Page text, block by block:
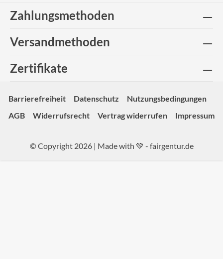
Zahlungsmethoden
Versandmethoden
Zertifikate
Barrierefreiheit Datenschutz
Nutzungsbedingungen
AGB
Widerrufsrecht Vertrag widerrufen Impressum
© Copyright 2026 | Made with 💚 - fairgentur.de